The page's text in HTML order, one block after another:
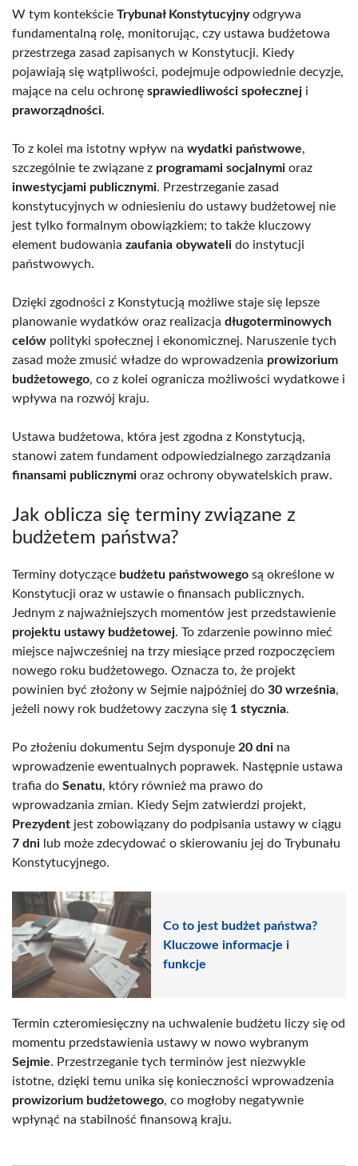
W tym kontekście Trybunał Konstytucyjnyodgrywa
fundamentalną rolę, monitorując, czy ustawa budżetowa
przestrzega zasad zapisanych w Konstytucji. Kiedy
pojawiają się wątpliwości, podejmuje odpowiednie decyzje,
mające na celu ochronę sprawiedliwości społecznej i
praworządności.
To z kolei ma istotny wpływ na wydatki państwowe,
szczególnie te związane z programami socjalnymi oraz
inwestycjami publicznymi. Przestrzeganie zasad
konstytucyjnych w odniesieniu do ustawy budżetowej nie
jest tylko formalnym obowiązkiem; to także kluczowy
element budowania zaufania obywateli do instytucji
państwowych.
Dzięki zgodności z Konstytucją możliwe staje się lepsze
planowanie wydatków oraz realizacja długoterminowych
celów polityki społecznej i ekonomicznej. Naruszenie tych
zasad może zmusić władze do wprowadzenia prowizorium
budżetowego, co z kolei ogranicza możliwości wydatkowe i
wpływa na rozwój kraju.
Ustawa budżetowa, która jest zgodna z Konstytucją,
stanowi zatem fundament odpowiedzialnego zarządzania
finansami publicznymi oraz ochrony obywatelskich praw.
Jak oblicza się terminy związane z
budżetem państwa?
Terminy dotyczące budżetu państwowego są określone w
Konstytucji oraz w ustawie o finansach publicznych.
Jednym z najważniejszych momentów jest przedstawienie
projektu ustawy budżetowej. To zdarzenie powinno mieć
miejsce najwcześniej na trzy miesiące przed rozpoczęciem
nowego roku budżetowego. Oznacza to, że projekt
powinien być złożony w Sejmie najpóźniej do 30 września,
jeżeli nowy rok budżetowy zaczyna się 1 stycznia.
Po złożeniu dokumentu Sejm dysponuje 20 dni na
wprowadzenie ewentualnych poprawek. Następnie ustawa
trafia do Senatu, który również ma prawo do
wprowadzania zmian. Kiedy Sejm zatwierdzi projekt,
Prezydent jest zobowiązany do podpisania ustawy w ciągu
7 dni lub może zdecydować o skierowaniu jej do Trybunału
Konstytucyjnego.
Co to jest budżet państwa?
Kluczowe informacje i
funkcje
Termin czteromiesięczny na uchwalenie budżetu liczy się od
momentu przedstawienia ustawy w nowo wybranym
Sejmie. Przestrzeganie tych terminów jest niezwykle
istotne, dzięki temu unika się konieczności wprowadzenia
prowizorium budżetowego, co mogłoby negatywnie
wpłynąć na stabilność finansową kraju.